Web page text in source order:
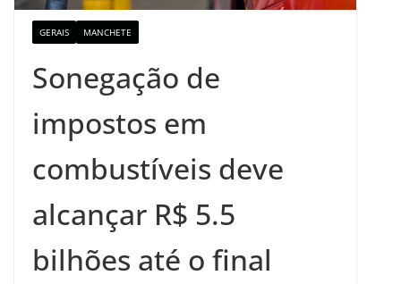
GERAIS MANCHETE
Sonegação de
impostos em
combustíveis deve
alcançar R$ 5.5
bilhões até o final